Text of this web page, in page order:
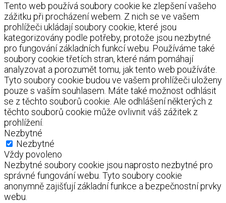
Tento web používá soubory cookie ke zlepšení vašeho
zážitku při procházení webem. Z nich se ve vašem
prohlížeči ukládají soubory cookie, které jsou
kategorizovány podle potřeby, protože jsou nezbytné
pro fungování základních funkcí webu. Používáme také
soubory cookie třetích stran, které nám pomáhají
analyzovat a porozumět tomu, jak tento web používáte.
Tyto soubory cookie budou ve vašem prohlížeči uloženy
pouze s vaším souhlasem. Máte také možnost odhlásit
se z těchto souborů cookie. Ale odhlášení některých z
těchto souborů cookie může ovlivnit váš zážitek z
prohlížení.
Nezbytné
Nezbytné
Vždy povoleno
Nezbytné soubory cookie jsou naprosto nezbytné pro
správné fungování webu. Tyto soubory cookie
anonymně zajišťují základní funkce a bezpečnostní prvky
webu.